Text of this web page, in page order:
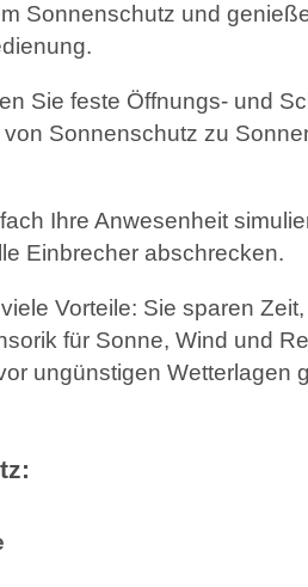
Sonnenschutz und
Sie feste Öffnungs- und
Sonnenschutz zu
Ihre Anwesenheit
Einbrecher abschrecken.
Vorteile: Sie sparen
für Sonne, Wind und
ungünstigen Wetterlagen